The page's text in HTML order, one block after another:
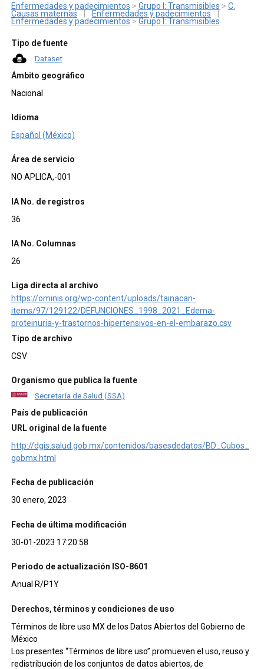
Enfermedades y padecimientos > Grupo I: Transmisibles > C.
Causas maternas
Enfermedades y padecimientos
Enfermedades y padecimientos > Grupo I: Transmisibles
Tipo de fuente
Dataset
Ámbito geográfico
Nacional
Idioma
Español (México)
Área de servicio
NO APLICA,-001
IA No. de registros
36
IA No. Columnas
26
Liga directa al archivo
https://ominis.org/wp-content/uploads/tainacan-
items/97/129122/DEFUNCIONES_1998_2021_Edema-
proteinuria-y-trastornos-hipertensivos-en-el-embarazo.csv
Tipo de archivo
CSV
Organismo que publica la fuente
Secretaría de Salud (SSA)
País de publicación
URL original de la fuente
http://dgis.salud.gob.mx/contenidos/basesdedatos/BD_Cubos_
gobmx.html
Fecha de publicación
30 enero, 2023
Fecha de última modificación
30-01-2023 17:20:58
Periodo de actualización ISO-8601
Anual R/P1Y
Derechos, términos y condiciones de uso
Términos de libre uso MX de los Datos Abiertos del Gobierno de
México
Los presentes “Términos de libre uso” promueven el uso, reuso y
redistribución de los conjuntos de datos abiertos, de